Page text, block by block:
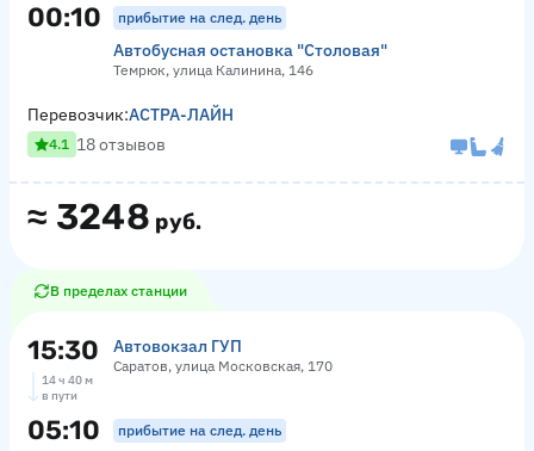
00:10 прибытие на след. день
Автобусная остановка "Столовая"
Темрюк, улица Калинина, 146
≈ 3248 руб.
Перевозчик:АСТРА-ЛАЙН
4.1 18 отзывов
В пределах станции
15:30 Автовокзал ГУП
Саратов, улица Московская, 170
14 ч 40 м
в пути
05:10 прибытие на след. день